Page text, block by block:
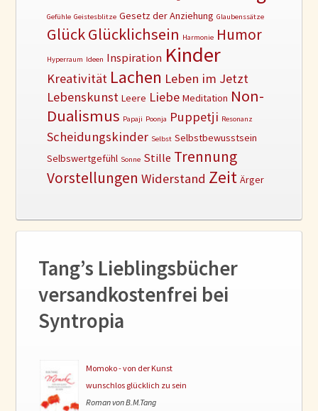
Gefühle Geistesblitze Gesetz der Anziehung Glaubenssätze
GlückGlücklichsein Harmonie Humor
Hyperraum Ideen Inspiration Kinder
Kreativität Lachen Leben im Jetzt
Lebenskunst Leere Liebe Meditation Non-
Dualismus Papaji Poonja Puppetji Resonanz
Scheidungskinder Selbst Selbstbewusstsein
Selbswertgefühl Sonne Stille Trennung
Vorstellungen Widerstand Zeit Ärger
Tang’s Lieblingsbücher
versandkostenfrei bei
Syntropia
Momoko - von der Kunst
wunschlos glücklich zu sein
Roman von B.M.Tang